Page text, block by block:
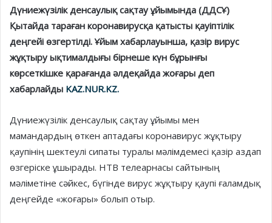
Дүниежүзілік денсаулық сақтау ұйымында (ДДСҰ)
Қытайда тараған коронавирусқа қатысты қауіптілік
деңгейі өзгертілді. Ұйым хабарлауынша, қазір вирус
жұқтыру ықтималдығы бірнеше күн бұрынғы
көрсеткішке қарағанда әлдеқайда жоғары деп
хабарлайды KAZ.NUR.KZ.
Дүниежүзілік денсаулық сақтау ұйымы мен
мамандардың өткен аптадағы коронавирус жұқтыру
қаупінің шектеулі сипаты туралы мәлімдемесі қазір аздап
өзгеріске ұшырады. НТВ телеарнасы сайтының
мәліметіне сәйкес, бүгінде вирус жұқтыру қаупі ғаламдық
деңгейде «жоғары» болып отыр.